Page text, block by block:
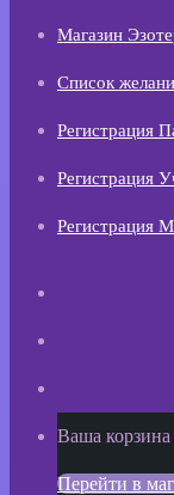
Магазин
Список
Регистрация
Регистрация
Регистрация
Просмотреть
корзину
Ваша
Перейти в